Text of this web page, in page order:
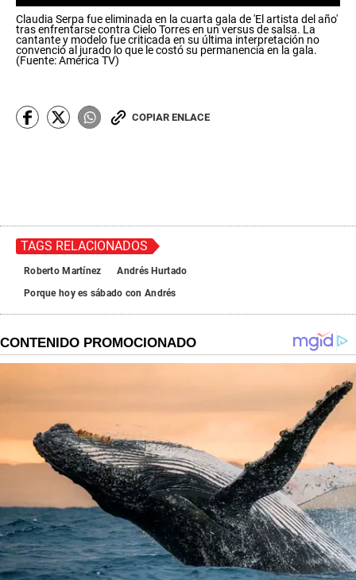
s
e
c
o
o
f
s
Claudia Serpa fue eliminada en la cuarta gala de 'El artista del año'
tras enfrentarse contra Cielo Torres en un versus de salsa. La
cantante y modelo fue criticada en su última interpretación no
convenció al jurado lo que le costó su permanencia en la gala.
(Fuente: América TV)
COPIAR ENLACE
TAGS RELACIONADOS
Roberto Martínez
Andrés Hurtado
Porque hoy es sábado con Andrés